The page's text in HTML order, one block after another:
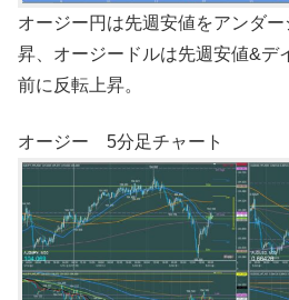
オージー円は先週安値をアンダ
昇、オージードルは先週安値&デ
前に反転上昇。
オージー 5分足チャート